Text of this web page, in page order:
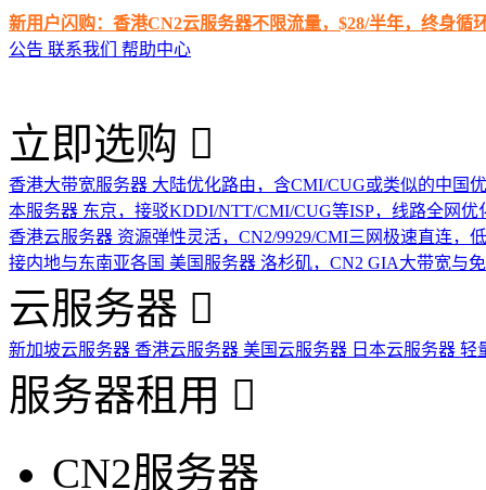
新用户闪购：香港CN2云服务器不限流量，$28/半年，终身循
公告 联系我们 帮助中心
立即选购
香港大带宽服务器 大陆优化路由，含CMI/CUG或类似的中国
本服务器 东京，接驳KDDI/NTT/CMI/CUG等ISP，线路全网优
香港云服务器 资源弹性灵活，CN2/9929/CMI三网极速直连，
接内地与东南亚各国 美国服务器 洛杉矶，CN2 GIA大带宽与
云服务器
新加坡云服务器 香港云服务器 美国云服务器 日本云服务器 轻
服务器租用
CN2服务器